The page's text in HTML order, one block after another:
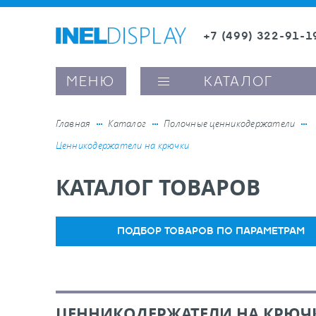
+7 (499) 322-91-
МЕНЮ КАТАЛОГ
вывесок и шелфтокеры
оборудование, комплектующие
Главная Каталог
Полочные ценникодержатели
Ценникодержатели на крючки
КАТАЛОГ ТОВАРОВ
ПОДБОР ТОВАРОВ ПО ПАРАМЕТРАМ